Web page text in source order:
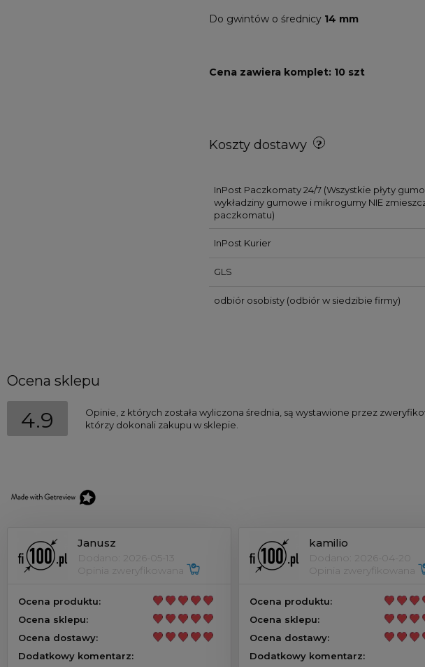
Do gwintów o średnicy 14 mm
Cena zawiera komplet: 10 szt
Koszty dostawy
InPost Paczkomaty 24/7(Wszystkie płyty
wykładziny gumowe i mikrogumy NIE
paczkomatu)
InPost Kurier
GLS
odbiór osobisty(odbiór w siedzibie firmy)
Ocena sklepu
4.9
Opinie, z których została wyliczona średnia, są wystawione przez
którzy dokonali zakupu w sklepie.
Janusz
Dodano: 2026-05-13
Opinia zweryfikowana
Ocena produktu:
Ocena sklepu:
Ocena dostawy:
Dodatkowy komentarz:
kamilio
Dodano: 2026-04-20
Opinia zweryfikowana
Ocena produktu:
Ocena sklepu:
Ocena dostawy:
Dodatkowy komentarz: